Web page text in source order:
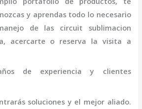
y aprendas todo lo necesario
de las circuit sublimacion
, acercarte o reserva la visita a
de experiencia y clientes
soluciones y el mejor aliado.